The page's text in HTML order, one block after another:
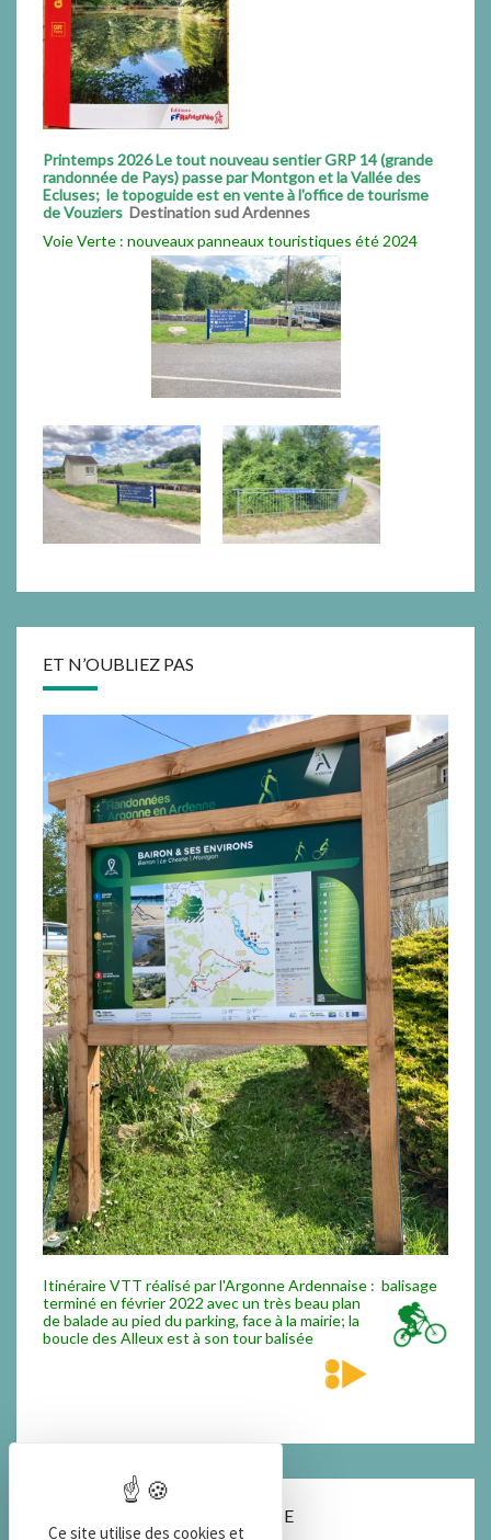
Printemps 2026 Le tout nouveau sentier GRP 14 (grande
randonnée de Pays) passe par Montgon et la Vallée des
Ecluses; le topoguide est en vente à l'office de tourisme
de Vouziers Destination sud Ardennes
Voie Verte : nouveaux panneaux touristiques été 2024
ET N’OUBLIEZ PAS
Itinéraire VTT réalisé par l'Argonne Ardennaise : balisage
terminé en février 2022 avec un très beau plan
de balade au pied du parking, face à la mairie; la
boucle des Alleux est à son tour balisée
COORDONNEES DE LA MAIRIE
Ce site utilise des cookies et